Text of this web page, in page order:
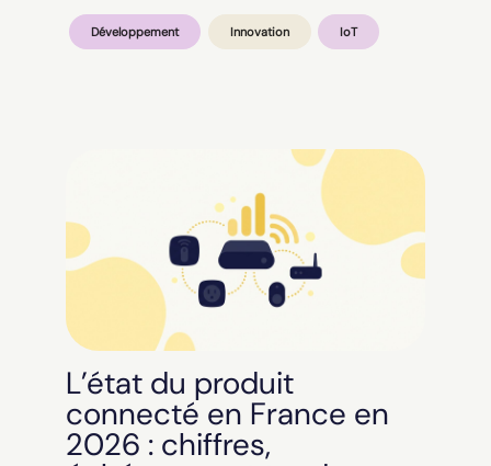
Développement Innovation IoT
L’état du produit
connecté en France en
2026 : chiffres,